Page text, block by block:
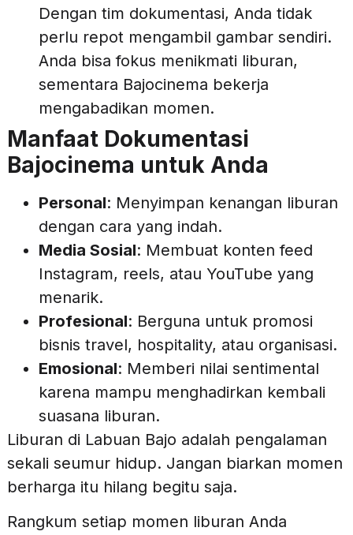
Dengan tim dokumentasi, Anda tidak
perlu repot mengambil gambar sendiri.
Anda bisa fokus menikmati liburan,
sementara Bajocinema bekerja
mengabadikan momen.
Manfaat Dokumentasi
Bajocinema untuk Anda
Personal: Menyimpan kenangan liburan
dengan cara yang indah.
Media Sosial: Membuat konten feed
Instagram, reels, atau YouTube yang
menarik.
Profesional: Berguna untuk promosi
bisnis travel, hospitality, atau organisasi.
Emosional: Memberi nilai sentimental
karena mampu menghadirkan kembali
suasana liburan.
Liburan di Labuan Bajo adalah pengalaman
sekali seumur hidup. Jangan biarkan momen
berharga itu hilang begitu saja.
Rangkum setiap momen liburan Anda